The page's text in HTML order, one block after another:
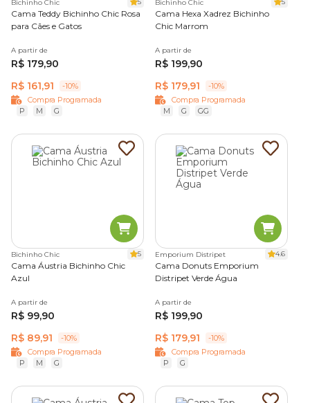
Bichinho Chic
Cama Teddy Bichinho Chic Rosa
para Cães e Gatos
A partir de
R$ 179,90
R$ 161,91
-10%
Compra Programada
P
M G
Bichinho Chic
Cama Hexa Xadrez Bichinho
Chic Marrom
A partir de
R$ 199,90
R$ 179,91
-10%
Compra Programada
M
G GG
Bichinho Chic 5
Cama Áustria Bichinho Chic
Azul
A partir de
R$ 99,90
R$ 89,91
-10%
Compra Programada
P
M G
Emporium Distripet 4.6
Cama Donuts Emporium
Distripet Verde Água
A partir de
R$ 199,90
R$ 179,91
-10%
Compra Programada
P
G